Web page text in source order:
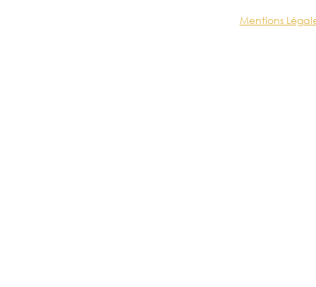
Mentions